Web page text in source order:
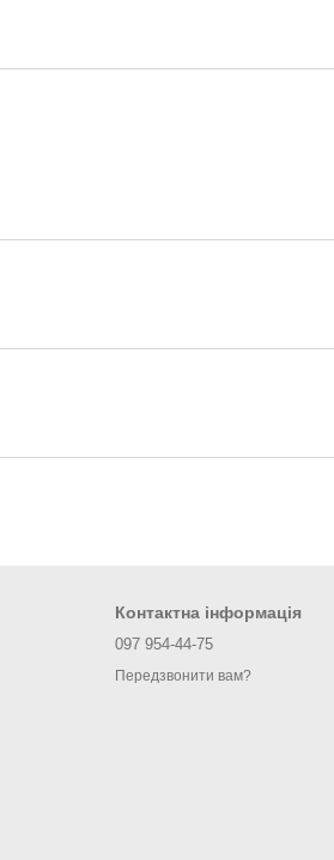
Контактна інформація
097 954-44-75
Передзвонити вам?